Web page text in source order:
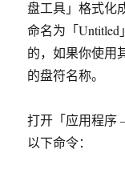
盘工具」格式化
命名为「
的，如果你使用
的盘符名称。
打开「应用程序
以下命令：